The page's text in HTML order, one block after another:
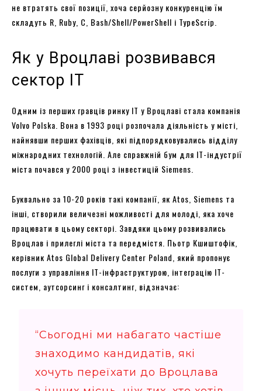
не втратять свої позиції, хоча серйозну конкуренцію їм
складуть R, Ruby, C, Bash/Shell/PowerShell і TypeScrip.
Як у Вроцлаві розвивався
сектор ІТ
Одним із перших гравців ринку ІТ у Вроцлаві стала компанія
Volvo Polska. Вона в 1993 році розпочала діяльність у місті,
найнявши перших фахівців, які підпорядковувались відділу
міжнародних технологій. Але справжній бум для ІТ-індустрії
міста почався у 2000 році з інвестицій Siemens.
Буквально за 10-20 років такі компанії, як Atos, Siemens та
інші, створили величезні можливості для молоді, яка хоче
працювати в цьому секторі. Завдяки цьому розвивались
Вроцлав і прилеглі міста та передмістя. Пьотр Кшиштофік,
керівник Atos Global Delivery Center Poland, який пропонує
послуги з управління ІТ-інфраструктурою, інтеграцію ІТ-
систем, аутсорсинг і консалтинг, відзначає:
“Сьогодні ми набагато частіше
знаходимо кандидатів, які
хочуть переїхати до Вроцлава